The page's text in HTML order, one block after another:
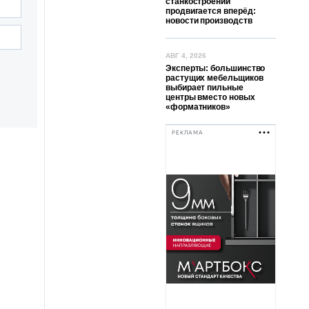
продвигается вперёд:
новости производств
АВГ 4, 2026
Эксперты: большинство
растущих мебельщиков
выбирает пильные
центры вместо новых
«форматников»
РЕКЛАМА